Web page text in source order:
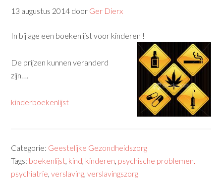
13 augustus 2014 door Ger Dierx
In bijlage een boekenlijst voor kinderen !
De prijzen kunnen veranderd
zijn….
kinderboekenlijst
Categorie: Geestelijke Gezondheidszorg
Tags: boekenlijst, kind, kinderen, psychische problemen.
psychiatrie,verslaving,verslavingszorg